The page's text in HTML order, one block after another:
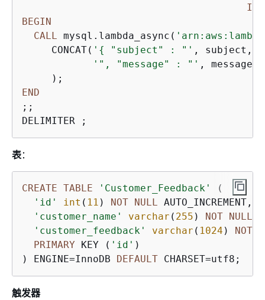
IN
BEGIN
CALL mysql.lambda_async(
     CONCAT(
' { "subject" : "' , subject,
'", "message" : "' , message,
END
;;
DELIMITER ;
表：
CREATE TABLE 'Customer_Feedback'
(
'id'
int ( 11 ) NOT NULL AUTO_INCREMENT,
'customer_name'
varchar ( 255 ) NOT NULL
'customer_feedback'
varchar ( 1024 ) NOT
PRIMARY KEY ( 'id' )
) ENGINE=InnoDB DEFAULT CHARSET=utf8;
触发器